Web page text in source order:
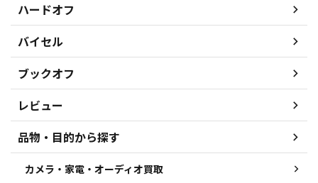
ハードオフ
バイセル
ブックオフ
レビュー
品物・目的から探す
カメラ・家電・オーディオ買取